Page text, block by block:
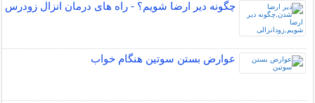
چگونه دیر ارضا شویم؟ - راه های درمان انزال زودرس
عوارض بستن سوتین هنگام خواب